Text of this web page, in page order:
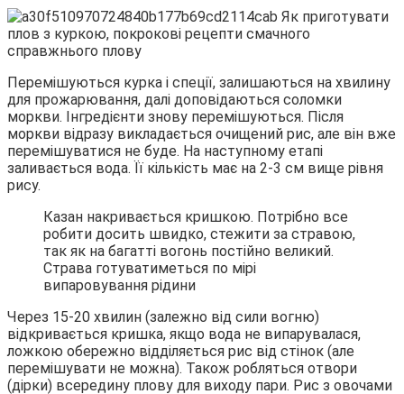
Перемішуються курка і спеції, залишаються на хвилину
для прожарювання, далі доповідаються соломки
моркви. Інгредієнти знову перемішуються. Після
моркви відразу викладається очищений рис, але він вже
перемішуватися не буде. На наступному етапі
заливається вода. Її кількість має на 2-3 см вище рівня
рису.
Казан накривається кришкою. Потрібно все
робити досить швидко, стежити за стравою,
так як на багатті вогонь постійно великий.
Страва готуватиметься по мірі
випаровування рідини
Через 15-20 хвилин (залежно від сили вогню)
відкривається кришка, якщо вода не випарувалася,
ложкою обережно відділяється рис від стінок (але
перемішувати не можна). Також робляться отвори
(дірки) всередину плову для виходу пари. Рис з овочами